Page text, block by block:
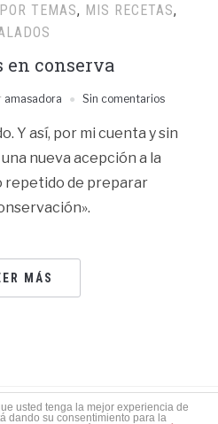
TEMAS, MIS RECETAS,
en conserva
amasadora Sin comentarios
Y así, por mi cuenta y sin
nueva acepción a la
repetido de preparar
MÁS
TEMA FOODICA PARA WORDPRESS POR
usted tenga la mejor experiencia de
dando su consentimiento para la